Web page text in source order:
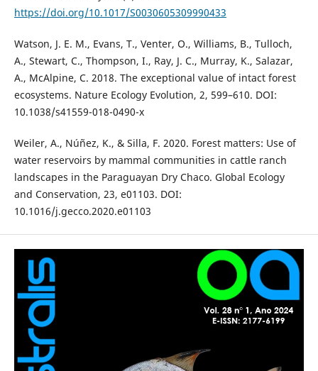
https://doi.org/10.1017/S0030605309990433
Watson, J. E. M., Evans, T., Venter, O., Williams, B., Tulloch,
A., Stewart, C., Thompson, I., Ray, J. C., Murray, K., Salazar,
A., McAlpine, C. 2018. The exceptional value of intact forest
ecosystems. Nature Ecology Evolution, 2, 599–610. DOI:
10.1038/s41559-018-0490-x
Weiler, A., Núñez, K., & Silla, F. 2020. Forest matters: Use of
water reservoirs by mammal communities in cattle ranch
landscapes in the Paraguayan Dry Chaco. Global Ecology
and Conservation, 23, e01103. DOI:
10.1016/j.gecco.2020.e01103